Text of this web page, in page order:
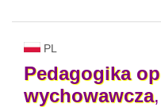
PL
Pedagogika
wychowawcza